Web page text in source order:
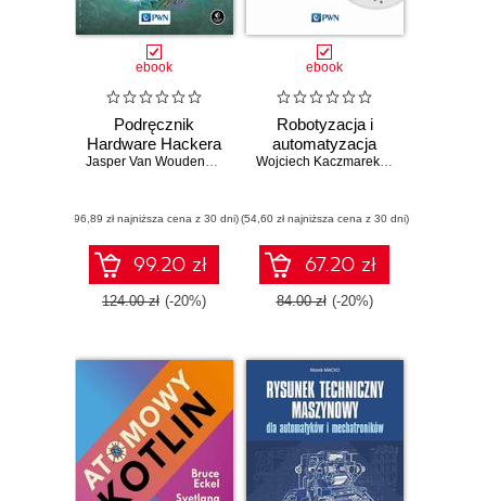
ebook
Podręcznik
Hardware Hackera
Jasper Van Woudenberg Colin O'Flynn
(96,89 zł najniższa cena z 30 dni)
99.20 zł
124.00 zł (-20%)
ebook
Robotyzacja i
automatyzacja
Wojciech Kaczmarek
,Jarosław
(54,60 zł najniższa cena z 30 dni)
67.20 zł
84.00 zł (-20%)